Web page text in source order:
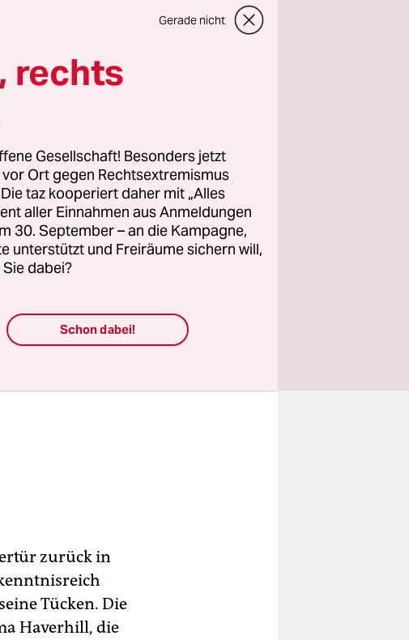
man
die digitalen
Kameramann
doch mit
komponiert
zurück in
Tücken. Die
Haverhill, die
Gerade nicht
rechts
Gesellschaft! Besonders jetzt
Ort gegen Rechtsextremismus
taz kooperiert daher mit „Alles
aller Einnahmen aus Anmeldungen
30. September – an die Kampagne,
unterstützt und Freiräume sichern will,
dabei?
Schon dabei!